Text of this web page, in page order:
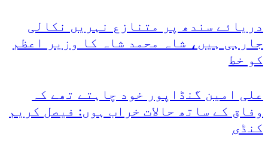
دریائے سندھ پر متنازع نہریں نکالی
جارہی ہیں، شاہ محمد شاہ کا وزیر اعظم
کو خط
علی امین گنڈاپور خود چاہتے تھے کہ
وفاق کے ساتھ حالات خراب ہوں: فیصل کریم
کنڈی